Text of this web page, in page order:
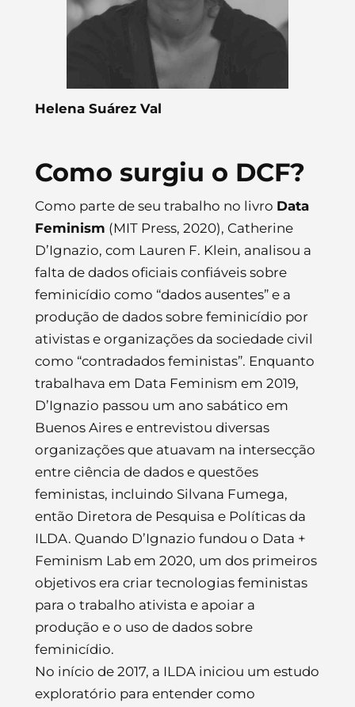
Helena Suárez Val
Como surgiu o DCF?
Como parte de seu trabalho no livro Data
Feminism (MIT Press, 2020), Catherine
D’Ignazio, com Lauren F. Klein, analisou a
falta de dados oficiais confiáveis ​​sobre
feminicídio como “dados ausentes” e a
produção de dados sobre feminicídio por
ativistas e organizações da sociedade civil
como “contradados feministas”. Enquanto
trabalhava em Data Feminism em 2019,
D’Ignazio passou um ano sabático em
Buenos Aires e entrevistou diversas
organizações que atuavam na intersecção
entre ciência de dados e questões
feministas, incluindo Silvana Fumega,
então Diretora de Pesquisa e Políticas da
ILDA. Quando D’Ignazio fundou o Data +
Feminism Lab em 2020, um dos primeiros
objetivos era criar tecnologias feministas
para o trabalho ativista e apoiar a
produção e o uso de dados sobre
feminicídio.
No início de 2017, a ILDA iniciou um estudo
exploratório para entender como